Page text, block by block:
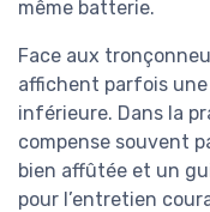
même batterie.
Face aux
affichent parfois
inférieure. Dans la
compense souvent
bien affûtée et un
pour l’entretien